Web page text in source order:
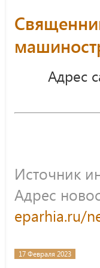
Адрес
Источник
Адрес
eparhia.ru/
17 Февраля 2023